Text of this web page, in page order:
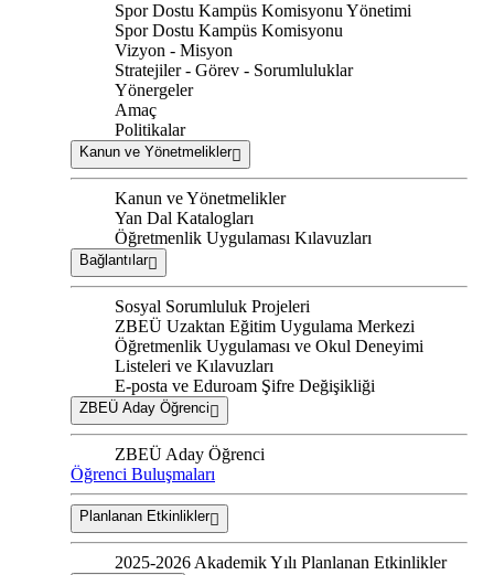
Spor Dostu Kampüs Komisyonu Yönetimi
Spor Dostu Kampüs Komisyonu
Vizyon - Misyon
Stratejiler - Görev - Sorumluluklar
Yönergeler
Amaç
Politikalar
Kanun ve Yönetmelikler
Kanun ve Yönetmelikler
Yan Dal Katalogları
Öğretmenlik Uygulaması Kılavuzları
Bağlantılar
Sosyal Sorumluluk Projeleri
ZBEÜ Uzaktan Eğitim Uygulama Merkezi
Öğretmenlik Uygulaması ve Okul Deneyimi
Listeleri ve Kılavuzları
E-posta ve Eduroam Şifre Değişikliği
ZBEÜ Aday Öğrenci
ZBEÜ Aday Öğrenci
Öğrenci Buluşmaları
Planlanan Etkinlikler
2025-2026 Akademik Yılı Planlanan Etkinlikler